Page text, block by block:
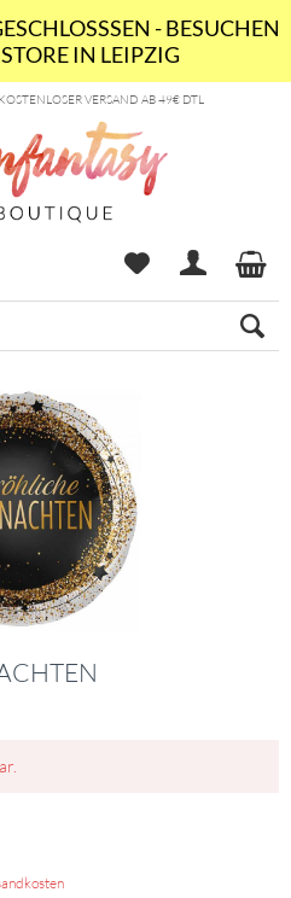
- BESUCHEN
IN LEIPZIG
KOSTENLOSER VERSAND AB 49€ DTL